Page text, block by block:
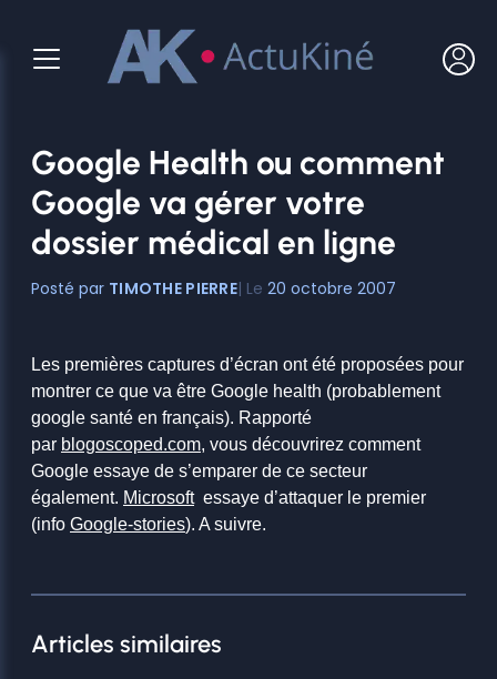
contenu
Google Health ou comment
Google va gérer votre
dossier médical en ligne
TIMOTHE PIERRE 20 octobre 2007
Les premières captures d’écran ont été proposées pour
montrer ce que va être Google health (probablement
google santé en français). Rapporté
par blogoscoped.com, vous découvrirez comment
Google essaye de s’emparer de ce secteur
également. Microsoftessaye d’attaquer le premier
(info Google-stories). A suivre.
Articles similaires